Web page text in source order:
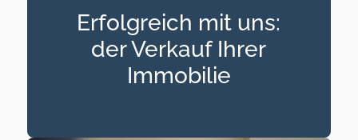
Erfolgreich mit uns:
der Verkauf Ihrer
Immobilie